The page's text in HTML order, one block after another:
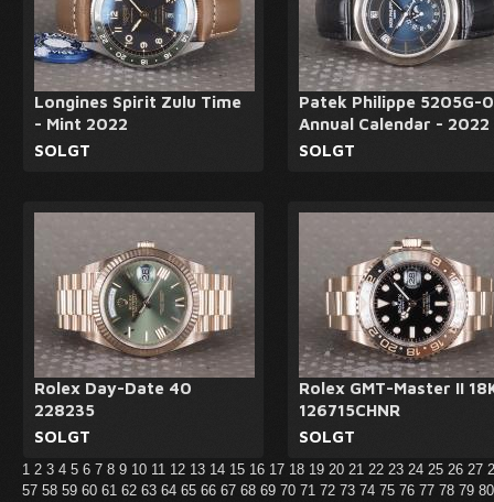
Longines Spirit Zulu Time
- Mint 2022
SOLGT
Patek Philippe 5205G-
Annual Calendar - 2022
SOLGT
Rolex Day-Date 40
228235
SOLGT
Rolex GMT-Master II
126715CHNR
SOLGT
1 2 3 4 5 6 7 8 9 10 11 12 13 14 15 16 17 18 19 20 21 22 23 24 25 26 27
57 58 59 60 61 62 63 64 65 66 67 68 69 70 71 72 73 74 75 76 77 78 79